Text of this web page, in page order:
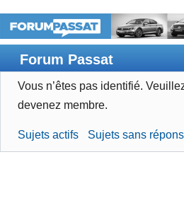
Forum Passat
Accueil
Devenir membre
Vous n’êtes pas identifié.
devenez membre.
Sujets actifs Sujets sans